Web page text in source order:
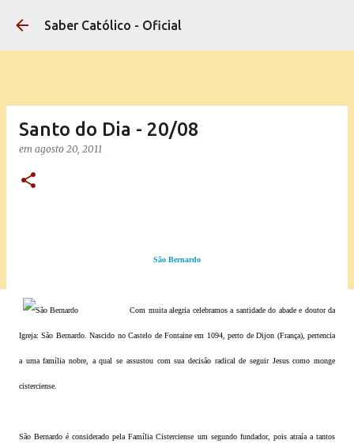
Pular para o conteúdo principal
Saber Católico - Oficial
Santo do Dia - 20/08
em agosto 20, 2011
São Bernardo
Com muita alegria celebramos a santidade do abade e doutor da
Igreja: São Bernardo. Nascido no Castelo de Fontaine em 1094, perto de Dijon (França), pertencia
a uma família nobre, a qual se assustou com sua decisão radical de seguir Jesus como monge
cisterciense.
São Bernardo é considerado pela Família Cisterciense um segundo fundador, pois atraía a tantos